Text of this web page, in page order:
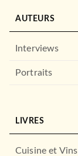
AUTEURS
Interviews
Portraits
LIVRES
Cuisine et Vins